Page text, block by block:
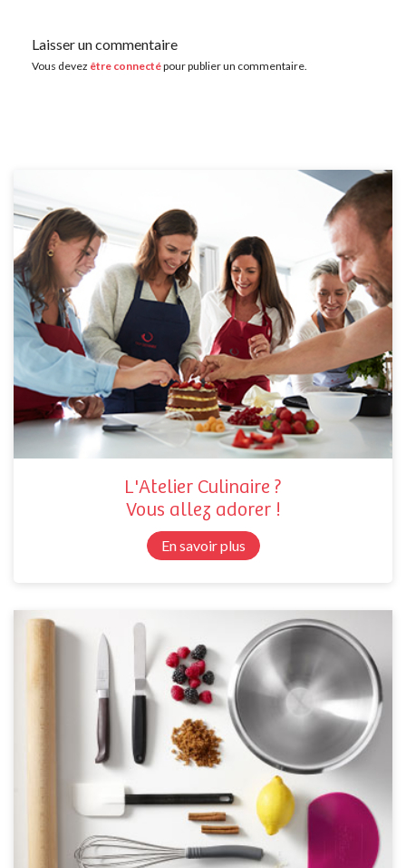
Laisser un commentaire
Vous devez être connectépour publier un commentaire.
L'Atelier Culinaire ?
Vous allez adorer !
En savoir plus